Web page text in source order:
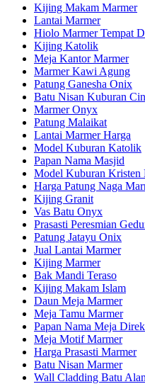
Kijing Makam Marmer
Lantai Marmer
Hiolo Marmer Tempat
Kijing Katolik
Meja Kantor Marmer
Marmer Kawi Agung
Patung Ganesha Onix
Batu Nisan Kuburan
Marmer Onyx
Patung Malaikat
Lantai Marmer Harga
Model Kuburan Katolik
Papan Nama Masjid
Model Kuburan Kristen
Harga Patung Naga
Kijing Granit
Vas Batu Onyx
Prasasti Peresmian
Patung Jatayu Onix
Jual Lantai Marmer
Kijing Marmer
Bak Mandi Teraso
Kijing Makam Islam
Daun Meja Marmer
Meja Tamu Marmer
Papan Nama Meja
Meja Motif Marmer
Harga Prasasti Marmer
Batu Nisan Marmer
Wall Cladding Batu